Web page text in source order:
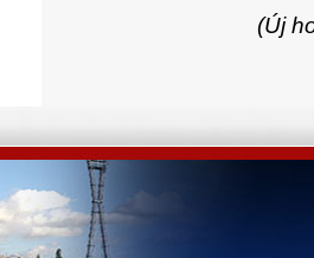
(Új